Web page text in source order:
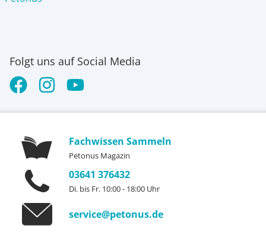
Folgt uns auf Social Media
Fachwissen Sammeln
Petonus Magazin
03641 376432
Di. bis Fr. 10:00 - 18:00 Uhr
service@petonus.de